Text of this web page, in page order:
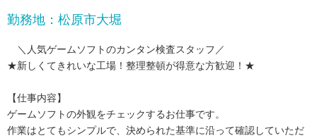
勤務地：松原市大堀
＼人気ゲームソフトのカンタン検査スタッフ／
★新しくてきれいな工場！整理整頓が得意な方歓迎！★
【仕事内容】
ゲームソフトの外観をチェックするお仕事です。
作業はとてもシンプルで、決められた基準に沿って確認していただ